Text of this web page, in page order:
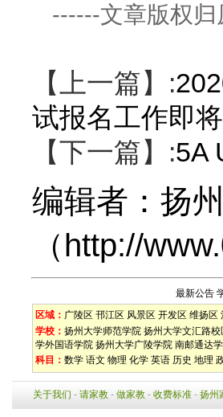
------文章版权
【上一篇】:
试报名工作即
【下一篇】:5A
编辑者： 扬
（http://
最新公告
区域： 广陵区 邗江区 风景区 开发区 维扬区
学校： 扬州大学师范学院 扬州大学文汇路校
学外国语学院 扬州大学广陵学院 南邮通达
科目： 数学 语文 物理 化学 英语 历史 地理
关于我们 - 请家教 - 做家教 - 收费标准 - 扬州